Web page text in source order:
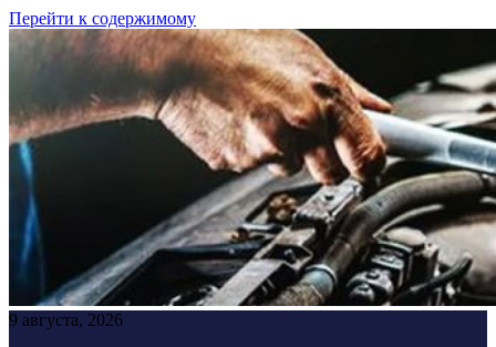
Перейти к содержимому
9 августа, 2026